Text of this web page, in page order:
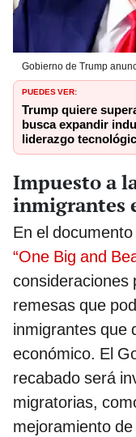
Gobierno de Trump
PUEDES VER:
Trump quiere
busca expandir
liderazgo
Impuesto a
inmigrantes
En el
“One Big and
consideraciones
remesas que
inmigrantes que
económico. El
recabado será
migratorias,
mejoramiento